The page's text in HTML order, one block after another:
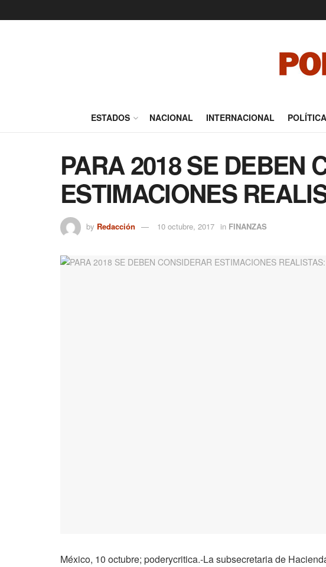
ESTADOS NACIONAL INTERNACIONAL POLÍTICA
PARA 2018 SE DEBEN
ESTIMACIONES
by Redacción 10 octubre, 2017 in FINANZAS
México, 10 octubre; poderycritica.-La subsecretaria de